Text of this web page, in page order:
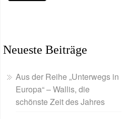
Neueste Beiträge
Aus der Reihe „Unterwegs in
Europa“ – Wallis, die
schönste Zeit des Jahres